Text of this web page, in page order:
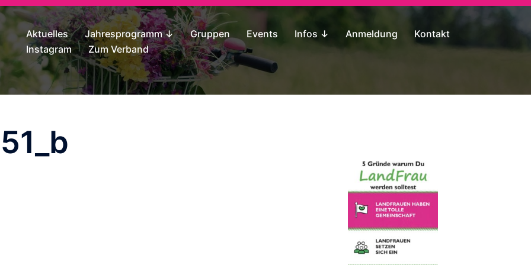
Aktuelles Jahresprogramm ↓ Gruppen Events Infos ↓ Anmeldung
Kontakt
Instagram
Zum Verband